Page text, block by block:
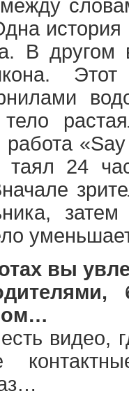
между
история
В другом
работа
таял 24
вы
видео,